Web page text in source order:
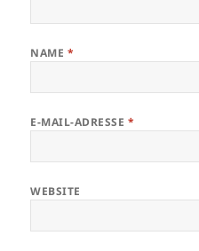
NAME *
E-MAIL-ADRESSE *
WEBSITE